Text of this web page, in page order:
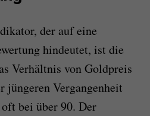
der auf eine
hindeutet, ist die
Verhältnis von Goldpreis
jüngeren Vergangenheit
bei über 90. Der